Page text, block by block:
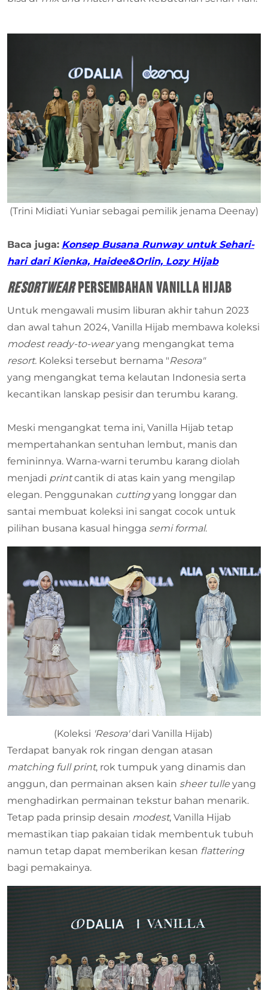
(Trini Midiati Yuniar sebagai pemilik jenama Deenay)
Baca juga: Konsep Busana Runway untuk Sehari-
hari dari Kienka, Haidee&Orlin, Lozy Hijab
ResortwearPersembahan Vanilla Hijab
Untuk mengawali musim liburan akhir tahun 2023
dan awal tahun 2024, Vanilla Hijab membawa koleksi
modest ready-to-wearyang mengangkat tema
resort. Koleksi tersebut bernama "Resora"
yang mengangkat tema kelautan Indonesia serta
kecantikan lanskap pesisir dan terumbu karang.
Meski mengangkat tema ini, Vanilla Hijab tetap
mempertahankan sentuhan lembut, manis dan
femininnya. Warna-warni terumbu karang diolah
menjadi printcantik di atas kain yang mengilap
elegan. Penggunakan cuttingyang longgar dan
santai membuat koleksi ini sangat cocok untuk
pilihan busana kasual hingga semi formal.
(Koleksi 'Resora'dari Vanilla Hijab)
Terdapat banyak rok ringan dengan atasan
matching full print, rok tumpuk yang dinamis dan
anggun, dan permainan aksen kain sheer tulle yang
menghadirkan permainan tekstur bahan menarik.
Tetap pada prinsip desain modest, Vanilla Hijab
memastikan tiap pakaian tidak membentuk tubuh
namun tetap dapat memberikan kesan flattering
bagi pemakainya.